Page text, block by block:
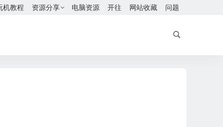
机教程 资源分享 电脑资源 开往 网站收藏 问题